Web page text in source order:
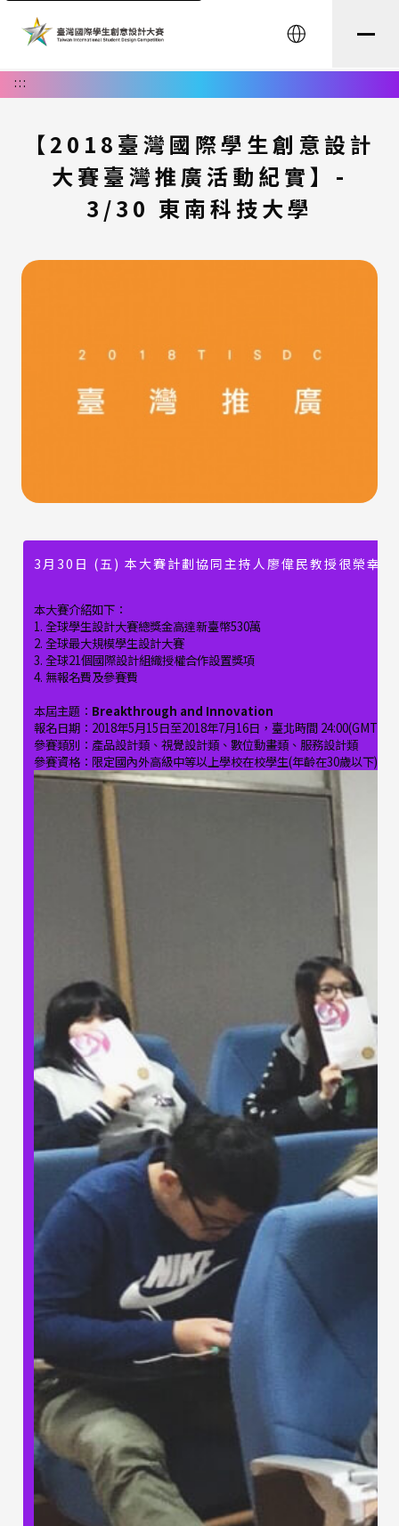
English
:::
【2018臺灣國際學生創意設計
大賽臺灣推廣活動紀實】-
3/30 東南科技大學
3月30日 (五) 本大賽計劃協同主持人廖偉民教授很榮幸
本大賽介紹如下：
1. 全球學生設計大賽總獎金高達新臺幣530萬
2. 全球最大規模學生設計大賽
3. 全球21個國際設計組織授權合作設置獎項
4. 無報名費及參賽費
本屆主題： Breakthrough and Innovation
報名日期：2018年5月15日至2018年7月16日，臺北時間
參賽類別：產品設計類、視覺設計類、數位動畫類、服務設計類
參賽資格：限定國內外高級中等以上學校在校學生(年齡在30歲以下)